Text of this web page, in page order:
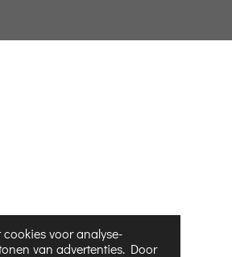
voor analyse-
van advertenties. Door